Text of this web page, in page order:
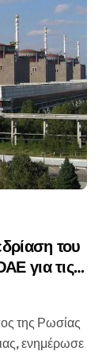
του
για τις
ενημέρωσε